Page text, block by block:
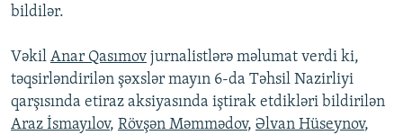
bildilər.
Vəkil Anar Qasımov jurnalistlərə məlumat verdi ki,
təqsirləndirilən şəxslər mayın 6-da Təhsil Nazirliyi
qarşısında etiraz aksiyasında iştirak etdikləri bildirilən
Araz İsmayılov, Rövşən Məmmədov, Əlvan Hüseynov,